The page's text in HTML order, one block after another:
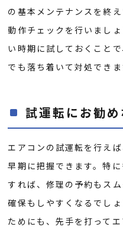
の基本メンテナンスを終
動作チェックを行いまし
い時期に試しておくこと
でも落ち着いて対処できま
試運転にお勧め
エアコンの試運転を行え
早期に把握できます。特
すれば、修理の予約もス
確保もしやすくなるでし
ためにも、先手を打って